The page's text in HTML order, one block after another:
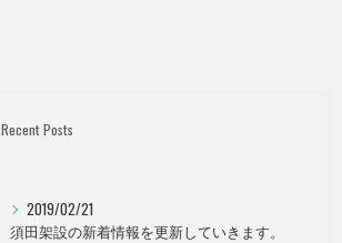
Recent Posts
2019/02/21
須田架設の新着情報を更新していきます。